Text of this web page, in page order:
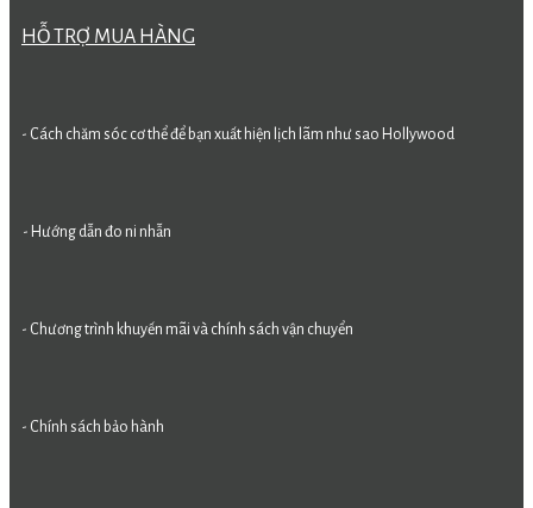
HỖ TRỢ MUA HÀNG
- Cách chăm sóc cơ thể để bạn xuất hiện lịch lãm như sao Hollywood
- Hướng dẫn đo ni nhẫn
- Chính sách bảo hành
- Chương trình khuyến mãi và chính sách vận chuyển